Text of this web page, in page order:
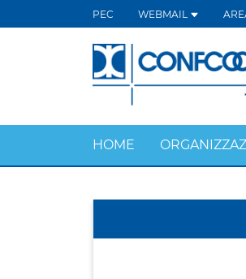
PEC WEBMAIL
HOME